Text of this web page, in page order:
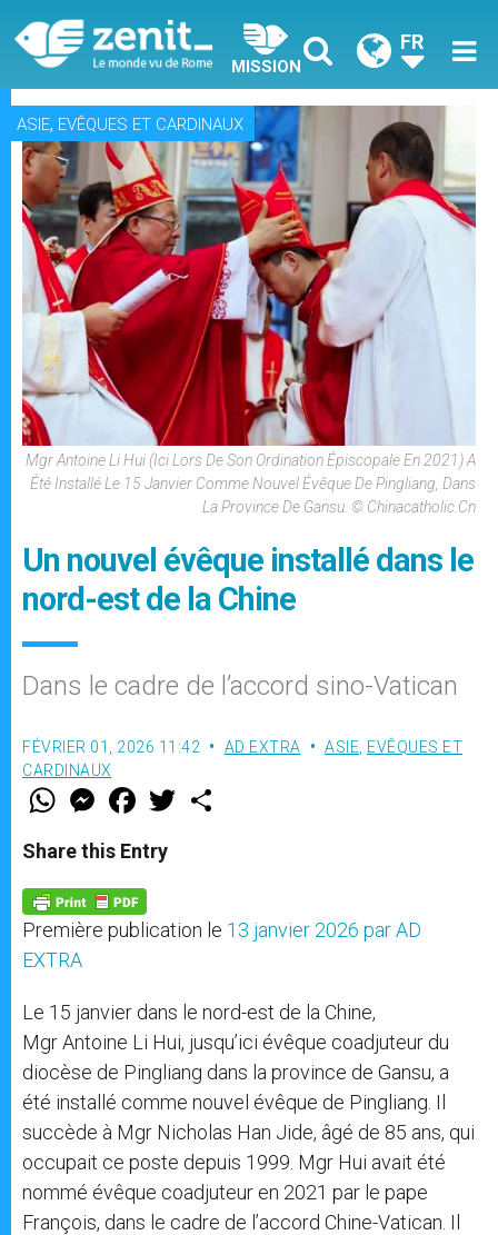
MISSION
FR
ASIE, EVÊQUES ET CARDINAUX
Mgr Antoine Li Hui (ici Lors De Son Ordination Épiscopale En 2021) A
Été Installé Le 15 Janvier Comme Nouvel Évêque De Pingliang, Dans
La Province De Gansu. © Chinacatholic.cn
Un nouvel évêque installé dans le
nord-est de la Chine
Dans le cadre de l’accord sino-Vatican
FÉVRIER 01, 2026 11:42 AD EXTRA ASIE EVÊQUES ET
CARDINAUX
W
t
s
p
p
M
e
s
e
g
e
r
F
a
e
b
o
k
w
Share this Entry
Première publication le 13 janvier 2026 par AD
EXTRA
Le 15 janvier dans le nord-est de la Chine,
Mgr Antoine Li Hui, jusqu’ici évêque coadjuteur du
diocèse de Pingliang dans la province de Gansu, a
été installé comme nouvel évêque de Pingliang. Il
succède à Mgr Nicholas Han Jide, âgé de 85 ans, qui
occupait ce poste depuis 1999. Mgr Hui avait été
nommé évêque coadjuteur en 2021 par le pape
François, dans le cadre de l’accord Chine-Vatican. Il